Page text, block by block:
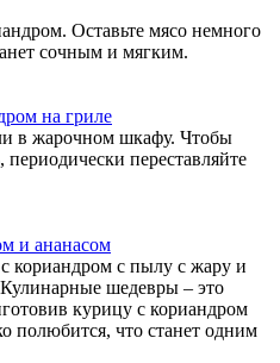
Оставьте мясо немного
сочным и мягким.
в жарочном шкафу. Чтобы
переставляйте
кориандром с пылу с жару и
шедевры – это
курицу с кориандром
полюбится, что станет одним